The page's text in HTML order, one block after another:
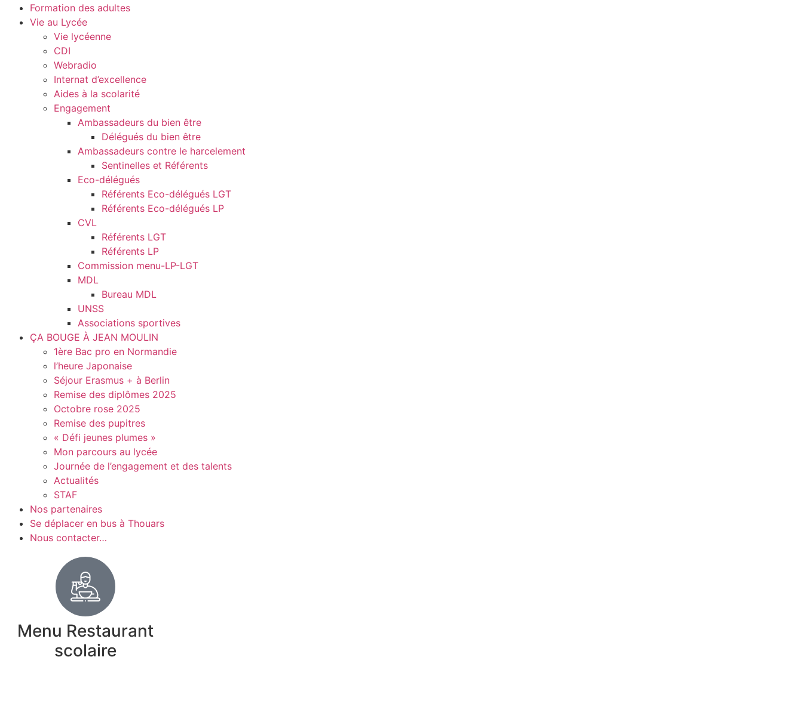
Formation des adultes
Vie au Lycée
Vie lycéenne
CDI
Webradio
Internat d’excellence
Aides à la scolarité
Engagement
Ambassadeurs du bien être
Délégués du bien être
Ambassadeurs contre le harcelement
Sentinelles et Référents
Eco-délégués
Référents Eco-délégués LGT
Référents Eco-délégués LP
CVL
Référents LGT
Référents LP
Commission menu-LP-LGT
MDL
Bureau MDL
UNSS
Associations sportives
ÇA BOUGE À JEAN MOULIN
1ère Bac pro en Normandie
l’heure Japonaise
Séjour Erasmus + à Berlin
Remise des diplômes 2025
Octobre rose 2025
Remise des pupitres
« Défi jeunes plumes »
Mon parcours au lycée
Journée de l’engagement et des talents
Actualités
STAF
Nos partenaires
Se déplacer en bus à Thouars
Nous contacter…
Menu Restaurant
scolaire